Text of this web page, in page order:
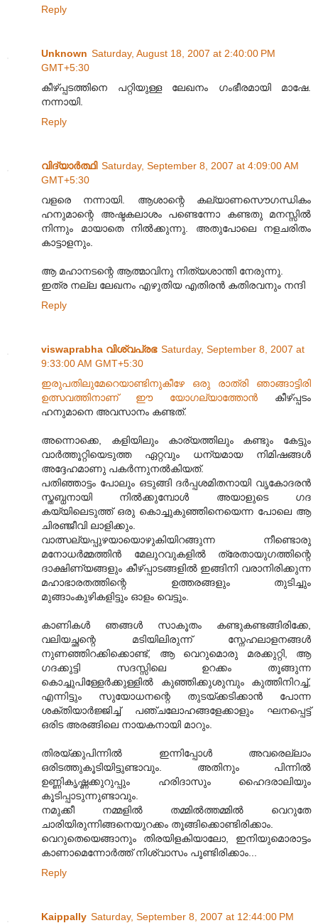
Reply
Unknown Saturday, August 18, 2007 at 2:40:00 PM
GMT+5:30
കീഴ്പ്പടത്തിനെ പറ്റിയുള്ള ലേഖനം ഗംഭീരമായി മാഷേ.
നന്നായി.
Reply
വിദ്യാര്‍ത്ഥി Saturday, September 8, 2007 at 4:09:00 AM
GMT+5:30
വളരെ നന്നായി. ആശാന്റെ കല്യാണസൌഗന്ധികം
ഹനുമാന്റെ അഷ്ടകലാശം പണ്ടെന്നോ കണ്ടതു മനസ്സില്‍
നിന്നും മായാതെ നില്‍ക്കുന്നു. അതുപോലെ നളചരിതം
കാട്ടാളനും.
ആ മഹാനടന്റെ ആത്മാവിനു നിത്യശാന്തി നേരുന്നു.
ഇത്ര നല്ല ലേഖനം എഴുതിയ എതിരന്‍ കതിരവനും നന്ദി
Reply
viswaprabha വിശ്വപ്രഭ Saturday, September 8, 2007 at
9:33:00 AM GMT+5:30
ഇരുപതിലുമേറെയാണ്ടിനുകീഴേ ഒരു രാത്രി ഞാങ്ങാ‍ട്ടിരി
ഉത്സവത്തിനാണ് ഈ യോഗല്യാത്തോന്‍ കീഴ്പ്പടം
ഹനുമാനെ അവസാനം കണ്ടത്.
അന്നൊക്കെ, കളിയിലും കാര്യത്തിലും കണ്ടും കേട്ടും
വാര്‍ത്തൂറ്റിയെടുത്ത ഏറ്റവും ധന്യമായ നിമിഷങ്ങള്‍
അദ്ദേഹമാണു പകര്‍ന്നുനല്‍കിയത്.
പതിഞ്ഞാട്ടം പോലും ഒടുങ്ങി ദര്‍പ്പശമിതനായി വൃകോദരന്‍
സ്തബ്ധനായി നില്‍ക്കുമ്പോള്‍ അയാളുടെ ഗദ
കയ്യിലെടുത്ത് ഒരു കൊച്ചുകുഞ്ഞിനെയെന്ന പോലെ ആ
ചിരഞ്ജീവി ലാളിക്കും.
വാത്സല്യപ്പുഴയായൊഴുകിയിറങ്ങുന്ന നീണ്ടൊരു
മനോധര്‍മ്മത്തിന്‍‍ മേലുറവുകളില്‍ ത്രേതായുഗത്തിന്റെ
ദാക്ഷിണ്യങ്ങളും കീഴ്പ്പാടങ്ങളില്‍ ഇങ്ങിനി വരാനിരിക്കുന്ന
മഹാഭാരതത്തിന്റെ ഉത്തരങ്ങളും തുടിച്ചും
മുങ്ങാംകുഴികളിട്ടും ഓളം വെട്ടും.
കാണികള്‍ ഞങ്ങള്‍ സാകൂതം കണ്ടുകണ്ടങ്ങിരിക്കേ,
വലിയച്ഛന്റെ മടിയിലിരുന്ന്‌ സ്നേഹലാളനങ്ങള്‍
നുണഞ്ഞിറക്കിക്കൊണ്ട്, ആ വെറുമൊരു മരക്കുറ്റി, ആ
ഗദക്കുട്ടി സദസ്സിലെ ഉറക്കം തൂ‍ങ്ങുന്ന
കൊച്ചുപിള്ളേര്‍ക്കുള്ളില്‍ കുഞ്ഞിക്കുശുമ്പും കുത്തിനിറച്ച്,
എന്നിട്ടും സുയോധനന്റെ തുടയ്ക്കടിക്കാന്‍ പോന്ന
ശക്തിയാര്‍ജ്ജിച്ച് പഞ്ചലോഹങ്ങളേക്കാളും ഘനപ്പെട്ട്
ഒരിട അരങ്ങിലെ നായകനായി മാറും.
തിരയ്ക്കുപിന്നില്‍ ഇന്നിപ്പോള്‍ അവരെല്ലാം
ഒരിടത്തുകൂടിയിട്ടുണ്ടാവും. അതിനും പിന്നില്‍
ഉണ്ണികൃഷ്ണക്കുറുപ്പും ഹരിദാസും ഹൈദരാലിയും
കൂടിപ്പാടുന്നുണ്ടാവും.
നമുക്കീ നമ്മളില്‍ തമ്മില്‍ത്തമ്മില്‍ വെറുതേ
ചാരിയിരുന്നിങ്ങനെയുറക്കം തൂങ്ങിക്കൊണ്ടിരിക്കാം.
വെറുതെയെങ്ങാനും തിരയിളകിയാലോ, ഇനിയുമൊരാട്ടം
കാണാമെന്നോര്‍ത്ത് നിശ്വാസം പൂണ്ടിരിക്കാം...
Reply
Kaippally Saturday, September 8, 2007 at 12:44:00 PM